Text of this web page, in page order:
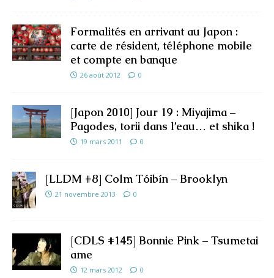
Formalités en arrivant au Japon :
carte de résident, téléphone mobile
et compte en banque
26 août 2012 0
[Japon 2010] Jour 19 : Miyajima –
Pagodes, torii dans l’eau… et shika !
19 mars 2011 0
[LLDM #8] Colm Tóibín – Brooklyn
21 novembre 2013 0
[CDLS #145] Bonnie Pink – Tsumetai
ame
12 mars 2012 0